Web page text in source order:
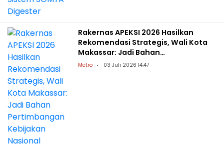
Rakernas APEKSI 2026 Hasilkan
Rekomendasi Strategis, Wali Kota
Makassar: Jadi Bahan
Pertimbangan Kebijakan Nasional
Metro 03 Juli 2026 14:47